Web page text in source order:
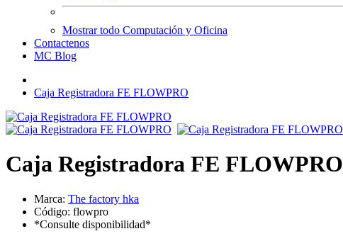
Mostrar todo Computación y Oficina
Contactenos
MC Blog
Caja Registradora FE FLOWPRO
Caja Registradora FE FLOWPRO
Marca: The factory hka
Código: flowpro
*Consulte disponibilidad*